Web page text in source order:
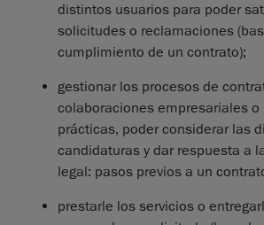
distintos usuarios para poder
solicitudes o reclamaciones
cumplimiento de un contrato);
gestionar los procesos de
colaboraciones empresariales o
prácticas, poder considerar las
candidaturas y dar respuesta a
legal: pasos previos a un
prestarle los servicios o